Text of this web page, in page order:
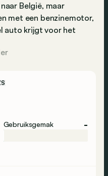
België, maar
met een benzinemotor,
auto krijgt voor het
Gebruiksgemak -